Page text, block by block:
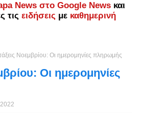
News στο Google News και
τις ειδήσεις με καθημερινή
Νοεμβρίου: Οι ημερομηνίες πληρωμής
Οι ημερομηνίες